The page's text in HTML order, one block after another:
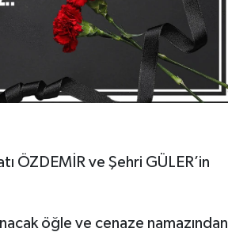
ÖZDEMİR ve Şehri GÜLER’in
öğle ve cenaze namazından